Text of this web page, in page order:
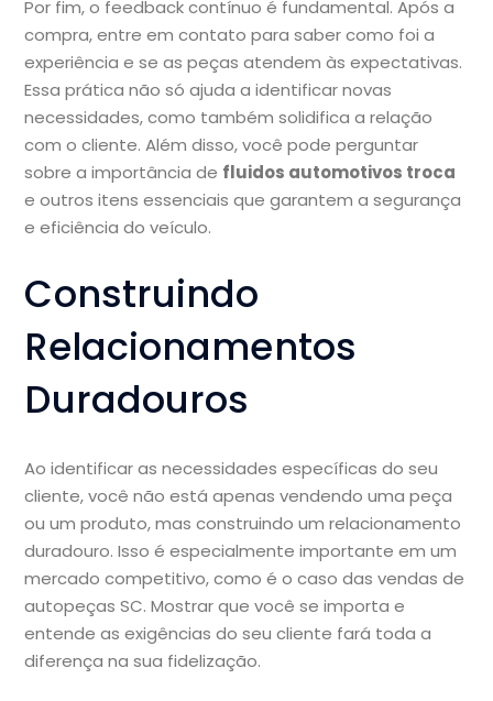
Por fim, o feedback contínuo é fundamental. Após a
compra, entre em contato para saber como foi a
experiência e se as peças atendem às expectativas.
Essa prática não só ajuda a identificar novas
necessidades, como também solidifica a relação
com o cliente. Além disso, você pode perguntar
sobre a importância de fluidos automotivos troca
e outros itens essenciais que garantem a segurança
e eficiência do veículo.
Construindo
Relacionamentos
Duradouros
Ao identificar as necessidades específicas do seu
cliente, você não está apenas vendendo uma peça
ou um produto, mas construindo um relacionamento
duradouro. Isso é especialmente importante em um
mercado competitivo, como é o caso das vendas de
autopeças SC. Mostrar que você se importa e
entende as exigências do seu cliente fará toda a
diferença na sua fidelização.